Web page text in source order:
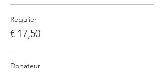
Regulier
€ 17,50
Donateur